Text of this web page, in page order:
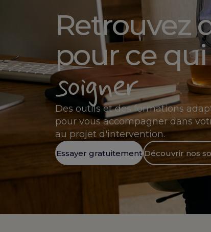
Retrouvez
pour ce
soigner
Des outils et des formations
pour vous accompagner dans
au projet d'intervention.
Essayer gratuitement Découvrir nos